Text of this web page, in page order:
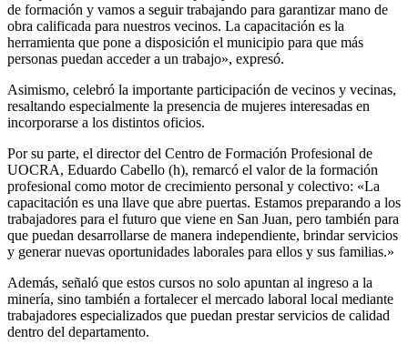
de formación y vamos a seguir trabajando para garantizar mano de
obra calificada para nuestros vecinos. La capacitación es la
herramienta que pone a disposición el municipio para que más
personas puedan acceder a un trabajo», expresó.
Asimismo, celebró la importante participación de vecinos y vecinas,
resaltando especialmente la presencia de mujeres interesadas en
incorporarse a los distintos oficios.
Por su parte, el director del Centro de Formación Profesional de
UOCRA, Eduardo Cabello (h), remarcó el valor de la formación
profesional como motor de crecimiento personal y colectivo: «La
capacitación es una llave que abre puertas. Estamos preparando a los
trabajadores para el futuro que viene en San Juan, pero también para
que puedan desarrollarse de manera independiente, brindar servicios
y generar nuevas oportunidades laborales para ellos y sus familias.»
Además, señaló que estos cursos no solo apuntan al ingreso a la
minería, sino también a fortalecer el mercado laboral local mediante
trabajadores especializados que puedan prestar servicios de calidad
dentro del departamento.